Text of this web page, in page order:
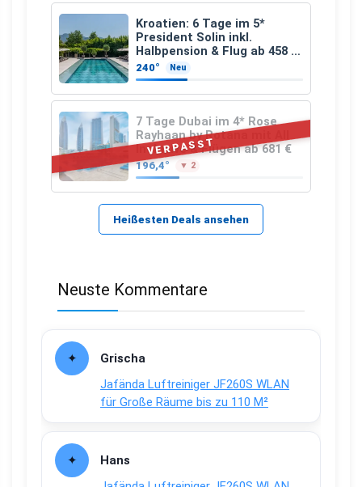
Kroatien: 6 Tage im 5*
President Solin inkl.
Halbpension & Flug ab 458 €
pro Person
240° Neu
VERPASST
7 Tage Dubai im 4* Rose
Rayhaan by Rotana mit All
Inclusive & Flügen ab 681 €
196,4° ▼ 2
Heißesten Deals ansehen
Neuste Kommentare
Grischa
Jafända Luftreiniger JF260S WLAN
für Große Räume bis zu 110 M²
Hans